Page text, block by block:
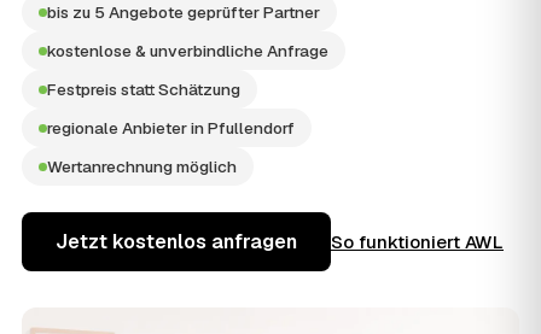
bis zu 5 Angebote geprüfter Partner
kostenlose & unverbindliche Anfrage
Festpreis statt Schätzung
regionale Anbieter in Pfullendorf
Wertanrechnung möglich
Jetzt kostenlos anfragen So funktioniert AWL